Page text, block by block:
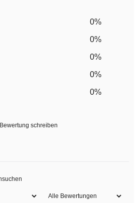
0%
0%
0%
0%
0%
Bewertung schreiben